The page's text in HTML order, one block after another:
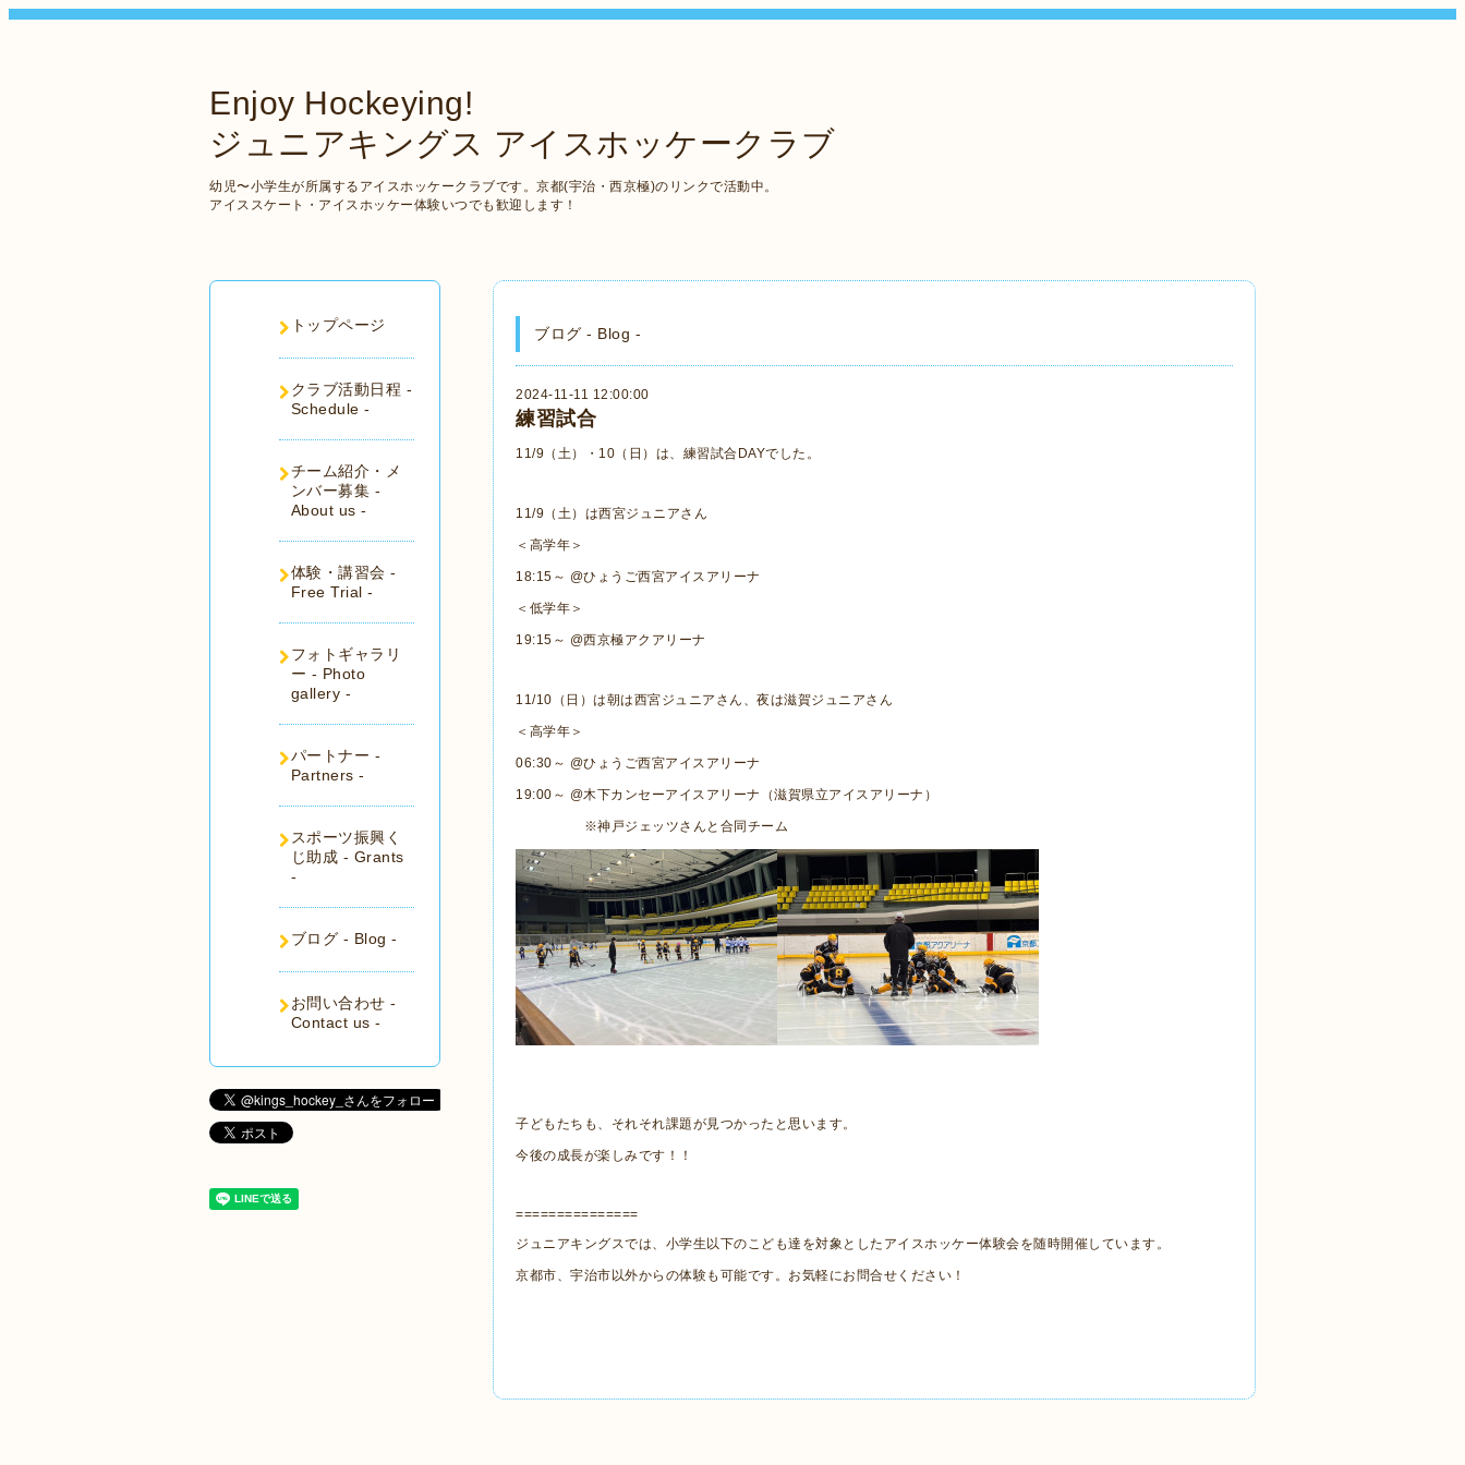
Enjoy Hockeying!
ジュニアキングス アイスホッケークラブ
幼児〜小学生が所属するアイスホッケークラブです。京都(宇治・西京極)のリンクで活動中。
アイススケート・アイスホッケー体験いつでも歓迎します！
ブログ - Blog -
2024-11-11 12:00:00
練習試合
11/9（土）・10（日）は、練習試合DAYでした。
11/9（土）は西宮ジュニアさん
＜高学年＞
18:15～ @ひょうご西宮アイスアリーナ
＜低学年＞
19:15～ @西京極アクアリーナ
11/10（日）は朝は西宮ジュニアさん、夜は滋賀ジュニアさん
＜高学年＞
06:30～ @ひょうご西宮アイスアリーナ
19:00～ @木下カンセーアイスアリーナ（滋賀県立アイスアリーナ）
※神戸ジェッツさんと合同チーム
子どもたちも、それそれ課題が見つかったと思います。
今後の成長が楽しみです！！
===============
ジュニアキングスでは、小学生以下のこども達を対象としたアイスホッケー体験会を随時開催しています。
京都市、宇治市以外からの体験も可能です。お気軽にお問合せください！
トップページ
クラブ活動日程 -
Schedule -
チーム紹介・メ
ンバー募集 -
About us -
体験・講習会 -
Free Trial -
フォトギャラリ
ー - Photo
gallery -
パートナー -
Partners -
スポーツ振興く
じ助成 - Grants
-
ブログ - Blog -
お問い合わせ -
Contact us -